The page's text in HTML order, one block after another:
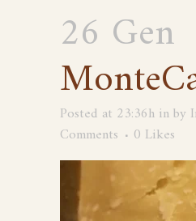
26 Gen
Posted at 23:36h inby
Comments
0 Likes